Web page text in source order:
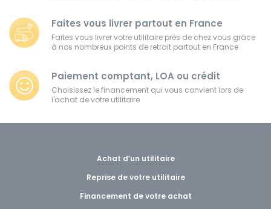
Faites vous livrer partout en France
Faites vous livrer votre utilitaire près de chez vous grâce
à nos nombreux points de retrait partout en France
Paiement comptant, LOA ou crédit
Choisissez le financement qui vous convient lors de
l'achat de votre utilitaire
Achat d’un utilitaire
Reprise de votre utilitaire
Financement de votre achat